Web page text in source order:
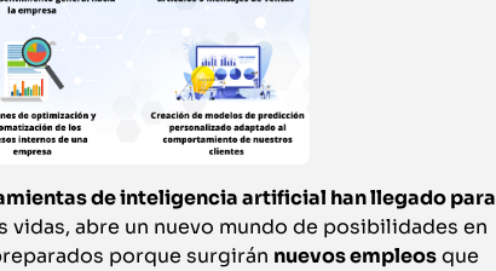
de inteligencia artificial han llegado para
vidas, abre un nuevo mundo de posibilidades en
porque surgirán nuevos empleosque